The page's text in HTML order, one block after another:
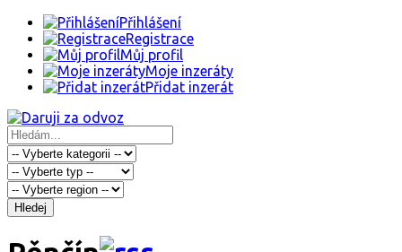
Přihlášení
Registrace
Můj profil
Moje inzeráty
Přidat inzerát
Hledej